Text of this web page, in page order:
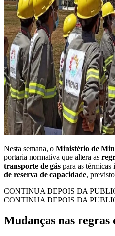
Nesta semana, o Ministério de
portaria normativa que altera as
transporte de gás para as térmicas
de reserva de capacidade,
CONTINUA DEPOIS DA
CONTINUA DEPOIS DA
Mudanças nas regras